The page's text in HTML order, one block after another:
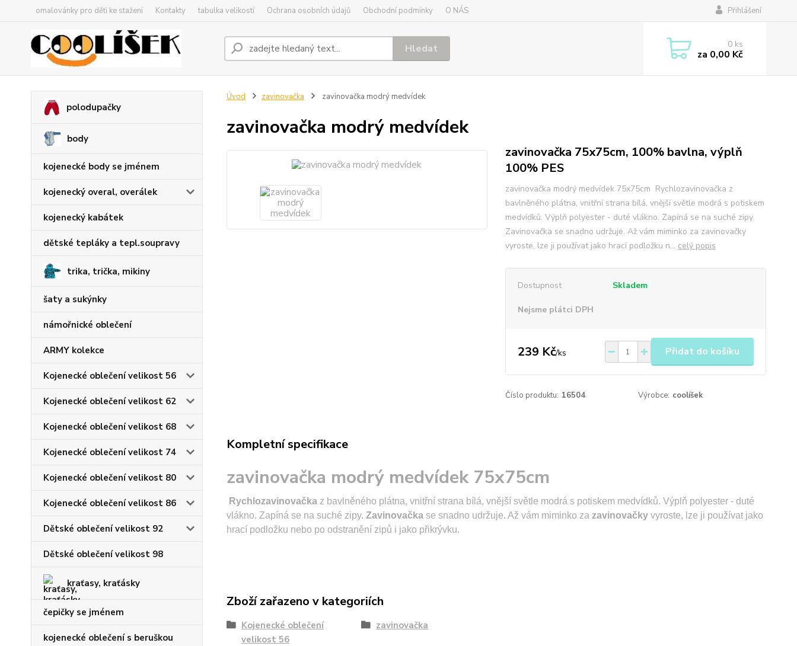
omalovánky pro děti ke stažení Kontakty tabulka velikostí Ochrana osobních údajů Obchodní podmínky O NÁS Přihlášení
Hledat 0 ks
za 0,00 Kč
polodupačky
body
kojenecké body se jménem
kojenecký overal, overálek
kojenecký kabátek
dětské tepláky a tepl.soupravy
trika, trička, mikiny
šaty a sukýnky
námořnické oblečení
ARMY kolekce
Kojenecké oblečení velikost 56
Kojenecké oblečení velikost 62
Kojenecké oblečení velikost 68
Kojenecké oblečení velikost 74
Kojenecké oblečení velikost 80
Kojenecké oblečení velikost 86
Dětské oblečení velikost 92
Dětské oblečení velikost 98
kraťasy, kraťásky
čepičky se jménem
kojenecké oblečení s beruškou
Úvod zavinovačka zavinovačka modrý medvídek
zavinovačka modrý medvídek
zavinovačka 75x75cm, 100% bavlna, výplň
100% PES
zavinovačka modrý medvídek 75x75cm Rychlozavinovačka z
bavlněného plátna, vnitřní strana bílá, vnější světle modrá s potiskem
medvídků. Výplň polyester - duté vlákno. Zapíná se na suché zipy.
Zavinovačka se snadno udržuje. Až vám miminko za zavinovačky
vyroste, lze ji používat jako hrací podložku n... celý popis
Dostupnost Skladem
Nejsme plátci DPH
239 Kč/ks Přidat do košíku
Číslo produktu: 16504 Výrobce: coolíšek
Kompletní specifikace
zavinovačka modrý medvídek 75x75cm
Rychlozavinovačkaz bavlněného plátna, vnitřní strana bílá, vnější světle modrá s potiskem medvídků. Výplň polyester - duté
vlákno. Zapíná se na suché zipy. Zavinovačkase snadno udržuje. Až vám miminko za zavinovačkyvyroste, lze ji používat jako
hrací podložku nebo po odstranění zipů i jako přikrývku.
Zboží zařazeno v kategoriích
Kojenecké oblečení
velikost 56
zavinovačka